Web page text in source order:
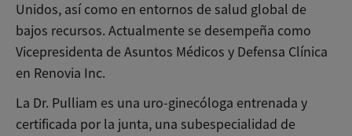
Unidos, así como en entornos de salud global de
bajos recursos. Actualmente se desempeña como
Vicepresidenta de Asuntos Médicos y Defensa Clínica
en Renovia Inc.
La Dr. Pulliam es una uro-ginecóloga entrenada y
certificada por la junta, una subespecialidad de